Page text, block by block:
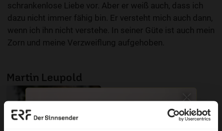
schrankenlose Liebe vor. Aber er weiß auch, dass ich
dazu nicht immer fähig bin. Er versteht mich auch dann,
wenn ich ihn nicht verstehe. In seiner Güte ist auch mein
Zorn und meine Verzweiflung aufgehoben.
Martin Leupold